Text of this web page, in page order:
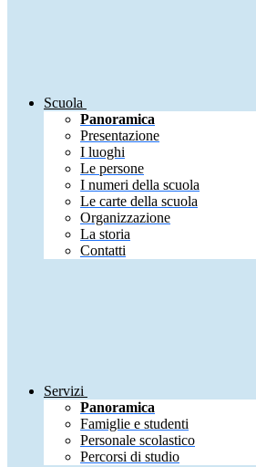
Scuola
Panoramica
Presentazione
I luoghi
Le persone
I numeri della scuola
Le carte della scuola
Organizzazione
La storia
Contatti
Servizi
Panoramica
Famiglie e studenti
Personale scolastico
Percorsi di studio